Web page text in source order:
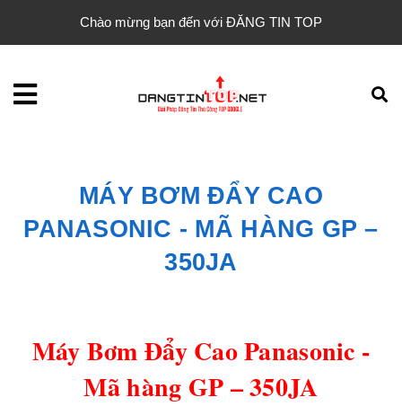
Chào mừng bạn đến với ĐĂNG TIN TOP
MÁY BƠM ĐẨY CAO
PANASONIC - MÃ HÀNG GP –
350JA
Máy Bơm Đẩy Cao Panasonic -
Mã hàng GP – 350JA